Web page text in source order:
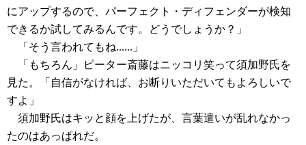
にアップするので、パーフェクト・ディフェンダーが検知
できるか試してみるんです。どうでしょうか？」
「そう言われてもね......」
「もちろん」ピーター斎藤はニッコリ笑って須加野氏を
見た。「自信がなければ、お断りいただいてもよろしいで
すよ」
須加野氏はキッと顔を上げたが、言葉遣いが乱れなかっ
たのはあっぱれだ。